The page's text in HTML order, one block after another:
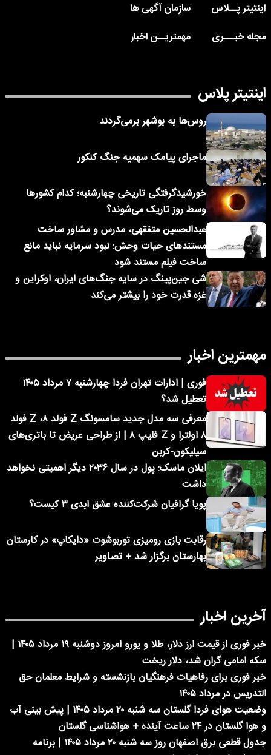
اینتیتر پــلاس
سازمان آگهی ها
مجله خبـــری
مهمتریــن اخبار
اینتیتر پلاس
روس‌ها به بوشهر برمی‌گردند
ماجرای پیامک‌ سهمیه جنگ کنکور
خورشیدگرفتگی تاریخی چهارشنبه؛ کدام کشورها
وسط روز تاریک می‌شوند؟
عبدالحسین متفقهی، مدرس و مشاور ساخت
مستندهای حیات وحش: نبود سرمایه نباید مانع
ساخت فیلم مستند شود
شی جین‌پینگ در سایه جنگ‌های ایران، اوکراین و
غزه قدرت خود را بیشتر می‌کند
مهمترین اخبار
فوری | ادارات تهران فردا چهارشنبه ۷ مرداد ۱۴۰۵
تعطیل شد؟
معرفی سه مدل جدید سامسونگ Z فولد ۸، Z فولد
۸ اولترا و Z فلیپ ۸ | از طراحی عریض تا باتری‌های
سیلیکون-کربن
ایلان ماسک: پول در سال ۲۰۳۶ دیگر اهمیتی نخواهد
داشت
پویا گرافیان شرکت‌کننده عشق ابدی ۳ کیست؟
رقابت بازی رومیزی توربوشوت «دایکاپ» در کارستان
بهارستان برگزار شد + تصاویر
آخرین اخبار
خبر فوری از قیمت ارز دلار، طلا و یورو امروز دوشنبه ۱۹ مرداد ۱۴۰۵ |
سکه امامی گران شد، دلار ریخت
خبر فوری برای رفاهیات فرهنگیان بازنشسته و شرایط معلمان حق
التدریس در مرداد ۱۴۰۵
وضعیت هوای فردا گلستان سه شنبه ۲۰ مرداد ۱۴۰۵ | پیش بینی آب
و هوا گلستان در ۲۴ ساعت آینده + هواشناسی گلستان
جدول قطعی برق اصفهان روز سه شنبه ۲۰ مرداد ۱۴۰۵ | برنامه